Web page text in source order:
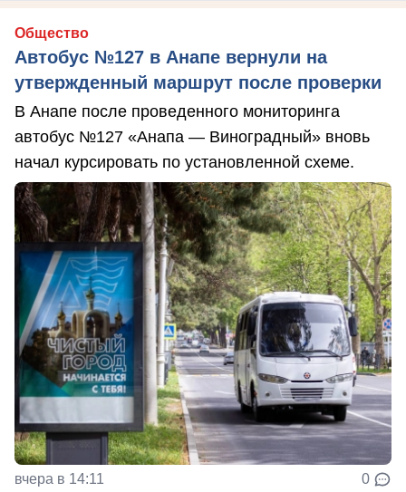
Общество
Автобус №127 в Анапе вернули на
утвержденный маршрут после проверки
В Анапе после проведенного мониторинга
автобус №127 «Анапа — Виноградный» вновь
начал курсировать по установленной схеме.
вчера в 14:11 0